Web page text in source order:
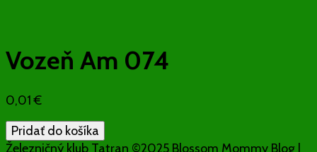
Vozeň Am 074
0,01€
množstvo
Vozeň
Pridať do košíka
Železničný klub Tatran ©2025 Blossom Mommy Blog |